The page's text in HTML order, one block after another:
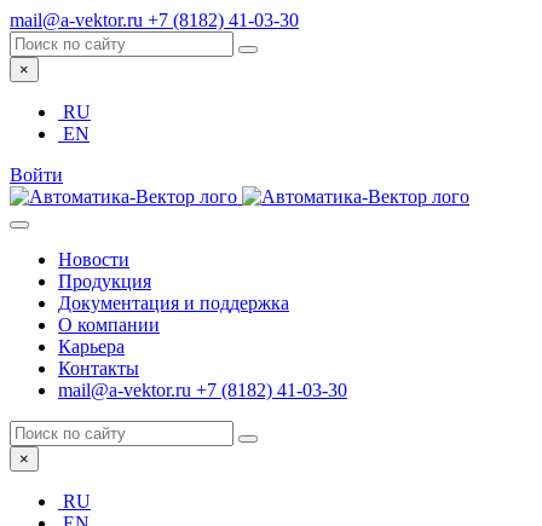
mail@a-vektor.ru +7 (8182) 41-03-30
×
RU
EN
Войти
Новости
Продукция
Документация и поддержка
О компании
Карьера
Контакты
mail@a-vektor.ru +7 (8182) 41-03-30
×
RU